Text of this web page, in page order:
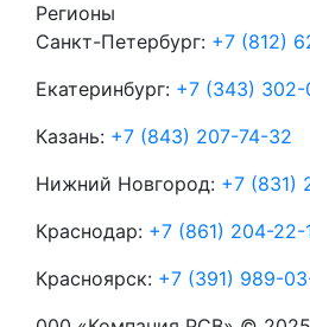
Регионы
Санкт-Петербург: +7 (812)
Екатеринбург: +7 (343)
Казань: +7 (843) 207-74-32
Нижний Новгород: +7 (831)
Краснодар: +7 (861) 204-22-
Красноярск: +7 (391) 989-